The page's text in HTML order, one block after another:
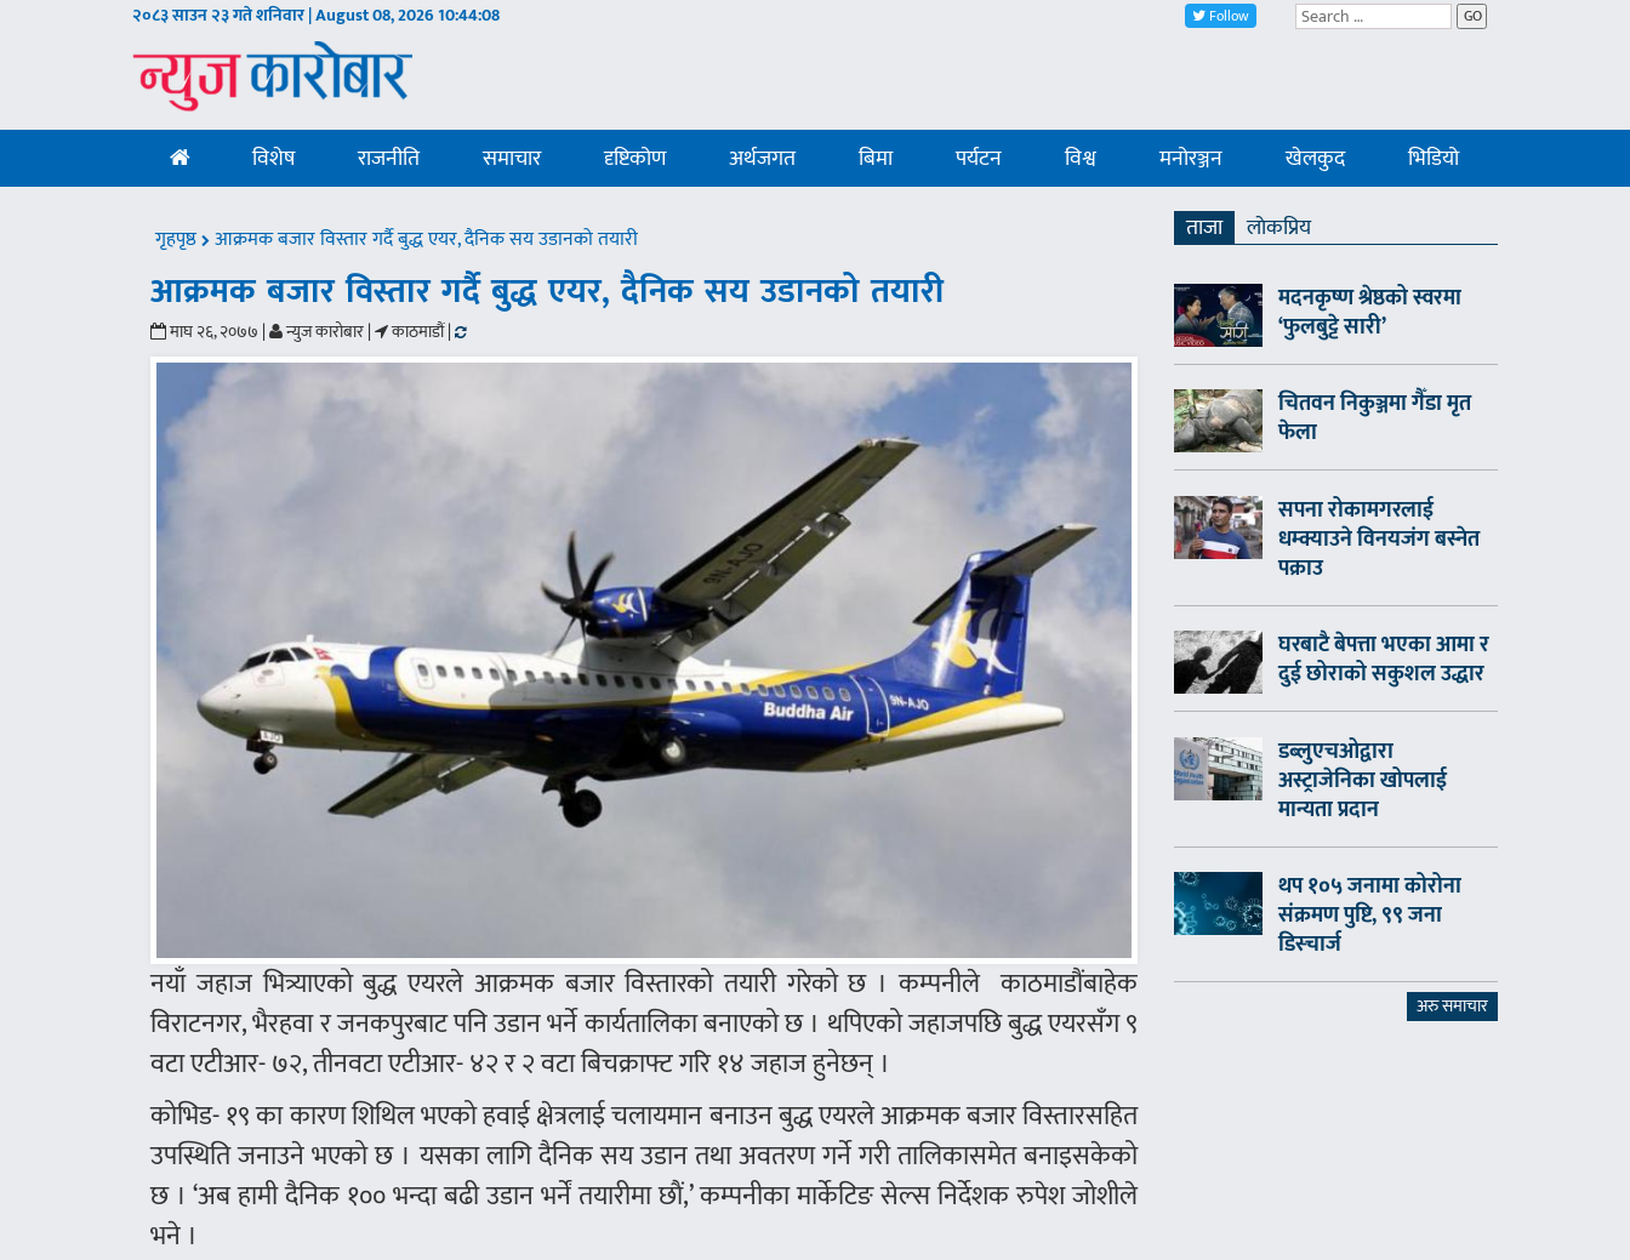
२०८३ साउन २३ गते शनिवार | August 08, 202610:44:09 Follow GO
विशेष राजनीति समाचार दृष्टिकोण अर्थजगत बिमा पर्यटन विश्व मनोरञ्जन खेलकुद भिडियो
गृहपृष्ठ आक्रमक बजार विस्तार गर्दै बुद्ध एयर, दैनिक सय उडानको तयारी
आक्रमक बजार विस्तार गर्दै बुद्ध एयर, दैनिक सय उडानको तयारी
माघ २६, २०७७ | न्युज कारोबार | काठमाडौं |
नयाँ जहाज भित्र्याएको बुद्ध एयरले आक्रमक बजार विस्तारको तयारी गरेको छ । कम्पनीले काठमाडौंबाहेक
विराटनगर, भैरहवा र जनकपुरबाट पनि उडान भर्ने कार्यतालिका बनाएको छ । थपिएको जहाजपछि बुद्ध एयरसँग ९
वटा एटीआर- ७२, तीनवटा एटीआर- ४२ र २ वटा बिचक्राफ्ट गरि १४ जहाज हुनेछन् ।
कोभिड- १९ का कारण शिथिल भएको हवाई क्षेत्रलाई चलायमान बनाउन बुद्ध एयरले आक्रमक बजार विस्तारसहित
उपस्थिति जनाउने भएको छ । यसका लागि दैनिक सय उडान तथा अवतरण गर्ने गरी तालिकासमेत बनाइसकेको
छ । ‘अब हामी दैनिक १०० भन्दा बढी उडान भर्नें तयारीमा छाैं,’ कम्पनीका मार्केटिङ सेल्स निर्देशक रुपेश जोशीले
भने ।
ताजा
लाेकप्रिय
मदनकृष्ण श्रेष्ठको स्वरमा
‘फुलबुट्टे सारी’
चितवन निकुञ्जमा गैँडा मृत
फेला
सपना रोकामगरलाई
धम्क्याउने विनयजंग बस्नेत
पक्राउ
घरबाटै बेपत्ता भएका आमा र
दुई छोराको सकुशल उद्धार
डब्लुएचओद्वारा
अस्ट्राजेनिका खोपलाई
मान्यता प्रदान
थप १०५ जनामा कोरोना
संक्रमण पुष्टि, ९९ जना
डिस्चार्ज
अरु समाचार